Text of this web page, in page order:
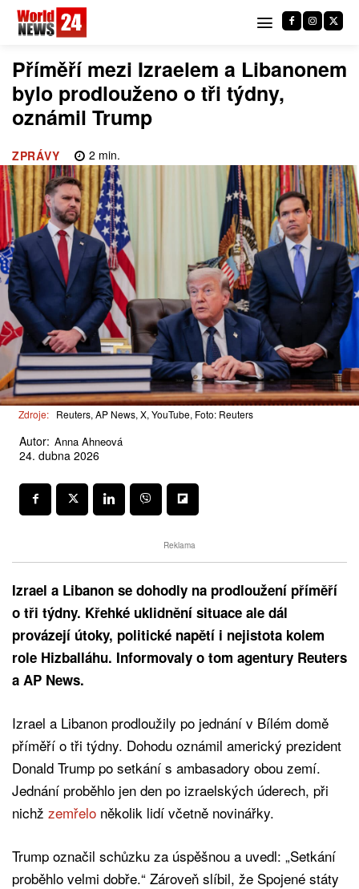
Příměří mezi Izraelem a Libanonem
bylo prodlouženo o tři týdny,
oznámil Trump
ZPRÁVY 2 min.
Zdroje: Reuters, AP News, X, YouTube, Foto: Reuters
Autor: Anna Ahneová
24. dubna 2026
Reklama
Izrael a Libanon se dohodly na prodloužení příměří
o tři týdny. Křehké uklidnění situace ale dál
provázejí útoky, politické napětí i nejistota kolem
role Hizballáhu. Informovaly o tom agentury Reuters
a AP News.
Izrael a Libanon prodloužily po jednání v Bílém domě
příměří o tři týdny. Dohodu oznámil americký prezident
Donald Trump po setkání s ambasadory obou zemí.
Jednání proběhlo jen den po izraelských úderech, při
nichž zemřelo několik lidí včetně novinářky.
Trump označil schůzku za úspěšnou a uvedl: „Setkání
proběhlo velmi dobře.“ Zároveň slíbil, že Spojené státy